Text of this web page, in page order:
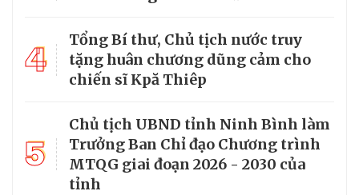
4
Tổng Bí thư, Chủ tịch nước truy
tặng huân chương dũng cảm cho
chiến sĩ Kpă Thiêp
5
Chủ tịch UBND tỉnh Ninh Bình làm
Trưởng Ban Chỉ đạo Chương trình
MTQG giai đoạn 2026 - 2030 của
tỉnh